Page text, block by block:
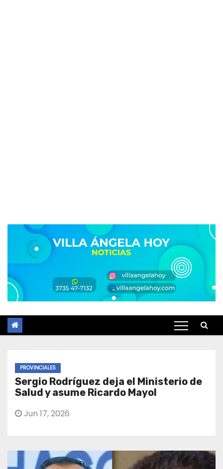
PROVINCIALES
Sergio Rodríguez deja el Ministerio de
Salud y asume Ricardo Mayol
Jun 17, 2026